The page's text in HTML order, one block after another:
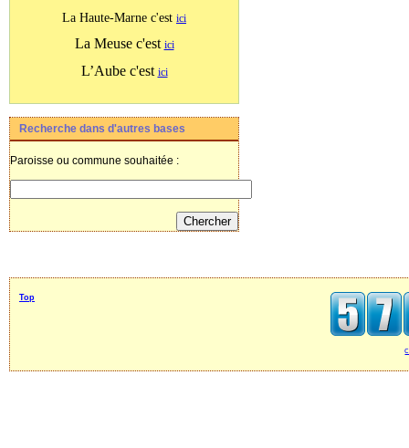
La Haute-Marne c'est ici
La Meuse c'est ici
L’Aube c'est ici
Recherche dans d'autres bases
Paroisse ou commune souhaitée :
Top